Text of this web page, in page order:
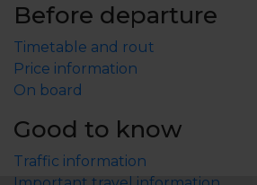
Before departure
Timetable and rout
Price information
On board
Good to know
Traffic information